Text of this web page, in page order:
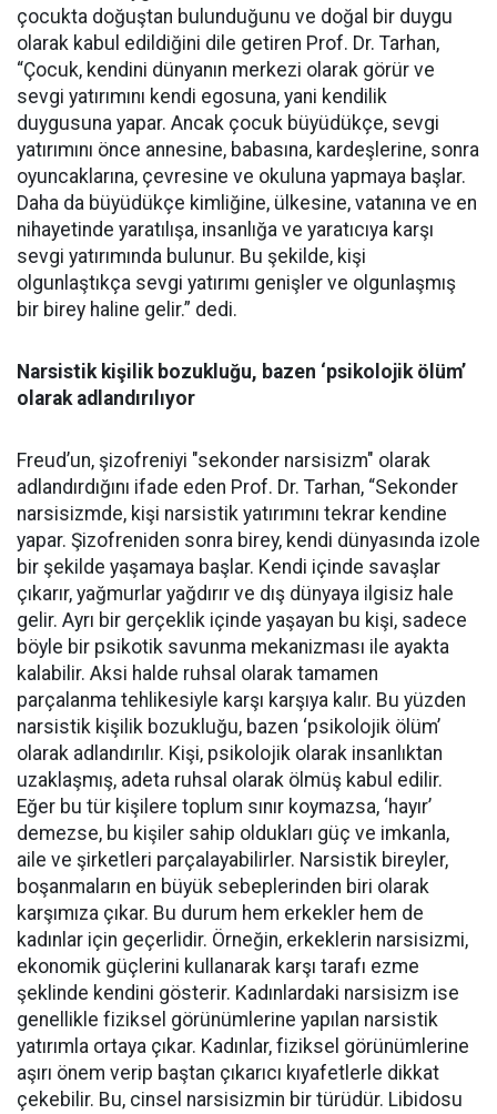
çocukta doğuştan bulunduğunu ve doğal bir duygu
olarak kabul edildiğini dile getiren Prof. Dr. Tarhan,
“Çocuk, kendini dünyanın merkezi olarak görür ve
sevgi yatırımını kendi egosuna, yani kendilik
duygusuna yapar. Ancak çocuk büyüdükçe, sevgi
yatırımını önce annesine, babasına, kardeşlerine, sonra
oyuncaklarına, çevresine ve okuluna yapmaya başlar.
Daha da büyüdükçe kimliğine, ülkesine, vatanına ve en
nihayetinde yaratılışa, insanlığa ve yaratıcıya karşı
sevgi yatırımında bulunur. Bu şekilde, kişi
olgunlaştıkça sevgi yatırımı genişler ve olgunlaşmış
bir birey haline gelir.” dedi.
Narsistik kişilik bozukluğu, bazen ‘psikolojik ölüm’
olarak adlandırılıyor
Freud’un, şizofreniyi "sekonder narsisizm" olarak
adlandırdığını ifade eden Prof. Dr. Tarhan, “Sekonder
narsisizmde, kişi narsistik yatırımını tekrar kendine
yapar. Şizofreniden sonra birey, kendi dünyasında izole
bir şekilde yaşamaya başlar. Kendi içinde savaşlar
çıkarır, yağmurlar yağdırır ve dış dünyaya ilgisiz hale
gelir. Ayrı bir gerçeklik içinde yaşayan bu kişi, sadece
böyle bir psikotik savunma mekanizması ile ayakta
kalabilir. Aksi halde ruhsal olarak tamamen
parçalanma tehlikesiyle karşı karşıya kalır. Bu yüzden
narsistik kişilik bozukluğu, bazen ‘psikolojik ölüm’
olarak adlandırılır. Kişi, psikolojik olarak insanlıktan
uzaklaşmış, adeta ruhsal olarak ölmüş kabul edilir.
Eğer bu tür kişilere toplum sınır koymazsa, ‘hayır’
demezse, bu kişiler sahip oldukları güç ve imkanla,
aile ve şirketleri parçalayabilirler. Narsistik bireyler,
boşanmaların en büyük sebeplerinden biri olarak
karşımıza çıkar. Bu durum hem erkekler hem de
kadınlar için geçerlidir. Örneğin, erkeklerin narsisizmi,
ekonomik güçlerini kullanarak karşı tarafı ezme
şeklinde kendini gösterir. Kadınlardaki narsisizm ise
genellikle fiziksel görünümlerine yapılan narsistik
yatırımla ortaya çıkar. Kadınlar, fiziksel görünümlerine
aşırı önem verip baştan çıkarıcı kıyafetlerle dikkat
çekebilir. Bu, cinsel narsisizmin bir türüdür. Libidosu